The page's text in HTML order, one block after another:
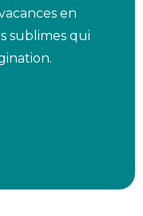
en
sublimes qui